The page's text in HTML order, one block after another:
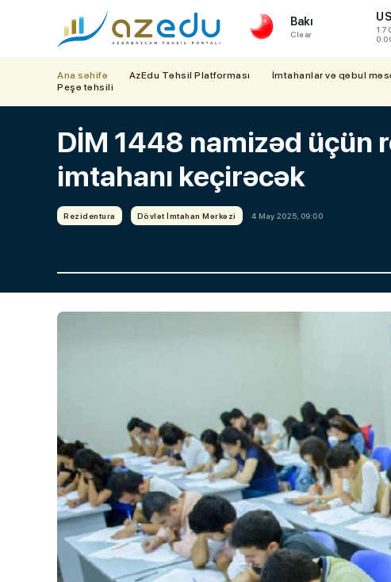
Bakı
Clear
Ana səhifə AzEdu Təhsil Platforması İmtahanlar və qəbul
Peşə təhsili
DİM 1448 namizəd üçün
imtahanı keçirəcək
Rezidentura Dövlət İmtahan Mərkəzi 4 May 2025, 09:00